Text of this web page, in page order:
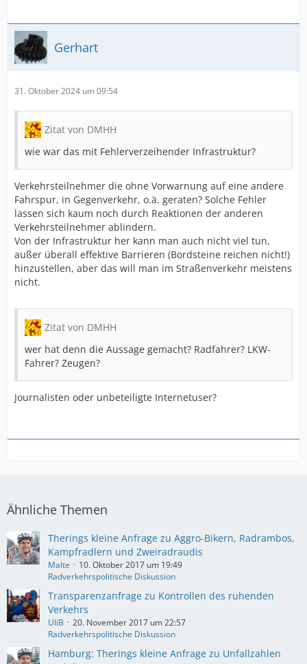
Gerhart
31. Oktober 2024 um 09:54
Zitat von DMHH
wie war das mit Fehlerverzeihender Infrastruktur?
Verkehrsteilnehmer die ohne Vorwarnung auf eine andere
Fahrspur, in Gegenverkehr, o.ä. geraten? Solche Fehler
lassen sich kaum noch durch Reaktionen der anderen
Verkehrsteilnehmer ablindern.
Von der Infrastruktur her kann man auch nicht viel tun,
außer überall effektive Barrieren (Bordsteine reichen nicht!)
hinzustellen, aber das will man im Straßenverkehr meistens
nicht.
Zitat von DMHH
wer hat denn die Aussage gemacht? Radfahrer? LKW-
Fahrer? Zeugen?
Journalisten oder unbeteiligte Internetuser?
Ähnliche Themen
Therings kleine Anfrage zu Aggro-Bikern, Radrambos,
Kampfradlern und Zweiradraudis
Malte
10. Oktober 2017 um 19:49
Radverkehrspolitische Diskussion
Transparenzanfrage zu Kontrollen des ruhenden
Verkehrs
UliB
20. November 2017 um 22:57
Radverkehrspolitische Diskussion
Hamburg: Therings kleine Anfrage zu Unfallzahlen